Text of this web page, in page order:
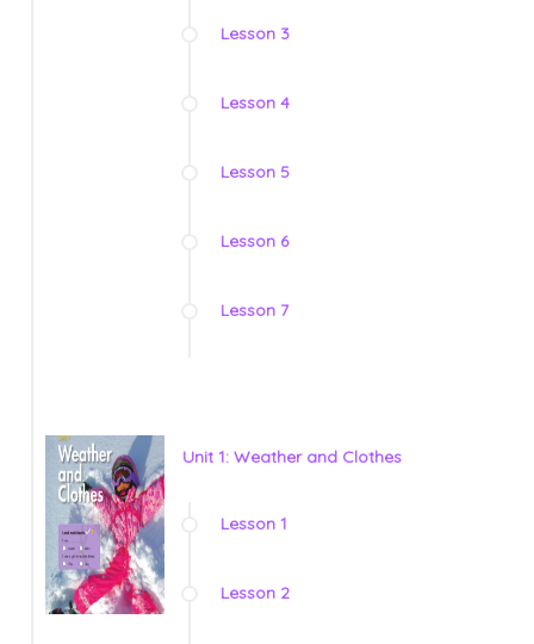
Lesson 3
Lesson 4
Lesson 5
Lesson 6
Lesson 7
Unit 1: Weather and Clothes
Lesson 1
Lesson 2